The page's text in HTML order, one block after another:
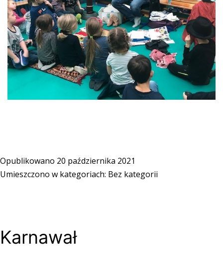
Opublikowano 20 października 2021
Umieszczono w kategoriach: Bez kategorii
Karnawał